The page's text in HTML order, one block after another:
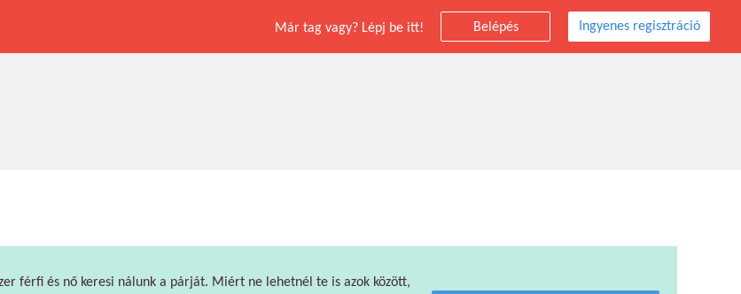
Már tag vagy? Lépj be itt! Belépés Ingyenes regisztráció
férfi és nő keresi nálunk a párját. Miért ne lehetnél te is azok között,